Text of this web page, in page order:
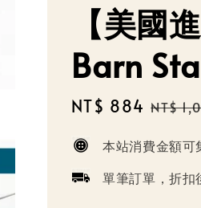
【美國
Barn
Sale
NT$ 884 NT$
本站消費金額
單筆訂單，折扣